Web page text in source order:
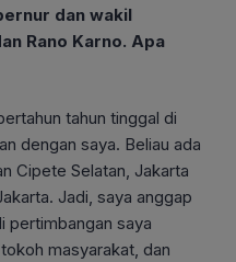
dan wakil
Rano Karno. Apa
tahun tinggal di
dengan saya. Beliau ada
Cipete Selatan, Jakarta
Jadi, saya anggap
pertimbangan saya
masyarakat, dan